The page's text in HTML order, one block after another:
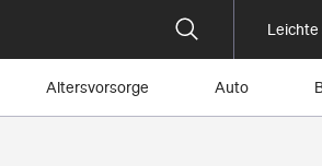
Leichte
Altersvorsorge Auto